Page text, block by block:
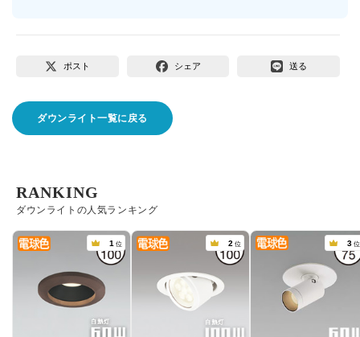
ポスト シェア 送る
ダウンライト一覧に戻る
ダウンライトの人気ランキング
RANKING
1 位 2 位 3 位